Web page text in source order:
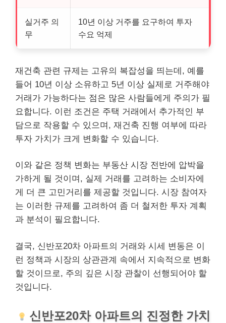
실거주 의
무
10년 이상 거주를 요구하여 투자
수요 억제
재건축 관련 규제는 고유의 복잡성을 띄는데, 예를
들어 10년 이상 소유하고 5년 이상 실제로 거주해야
거래가 가능하다는 점은 많은 사람들에게 주의가 필
요합니다. 이런 조건은 주택 거래에서 추가적인 부
담으로 작용할 수 있으며, 재건축 진행 여부에 따라
투자 가치가 크게 변화할 수 있습니다.
이와 같은 정책 변화는 부동산 시장 전반에 압박을
가하게 될 것이며, 실제 거래를 고려하는 소비자에
게 더 큰 고민거리를 제공할 것입니다. 시장 참여자
는 이러한 규제를 고려하여 좀 더 철저한 투자 계획
과 분석이 필요합니다.
결국, 신반포20차 아파트의 거래와 시세 변동은 이
런 정책과 시장의 상관관계 속에서 지속적으로 변화
할 것이므로, 주의 깊은 시장 관찰이 선행되어야 할
것입니다.
신반포20차 아파트의 진정한 가치